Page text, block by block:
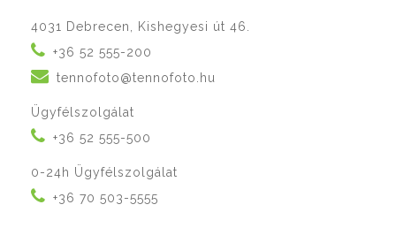
4031 Debrecen, Kishegyesi út 46.
+36 52 555-200
tennofoto@tennofoto.hu
Ügyfélszolgálat
+36 52 555-500
0-24h Ügyfélszolgálat
+36 70 503-5555